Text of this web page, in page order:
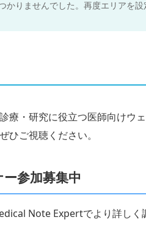
かりませんでした。再度エリアを
療・研究に役立つ医師向けウ
ひご視聴ください。
参加募集中
Note Expertでより詳しく